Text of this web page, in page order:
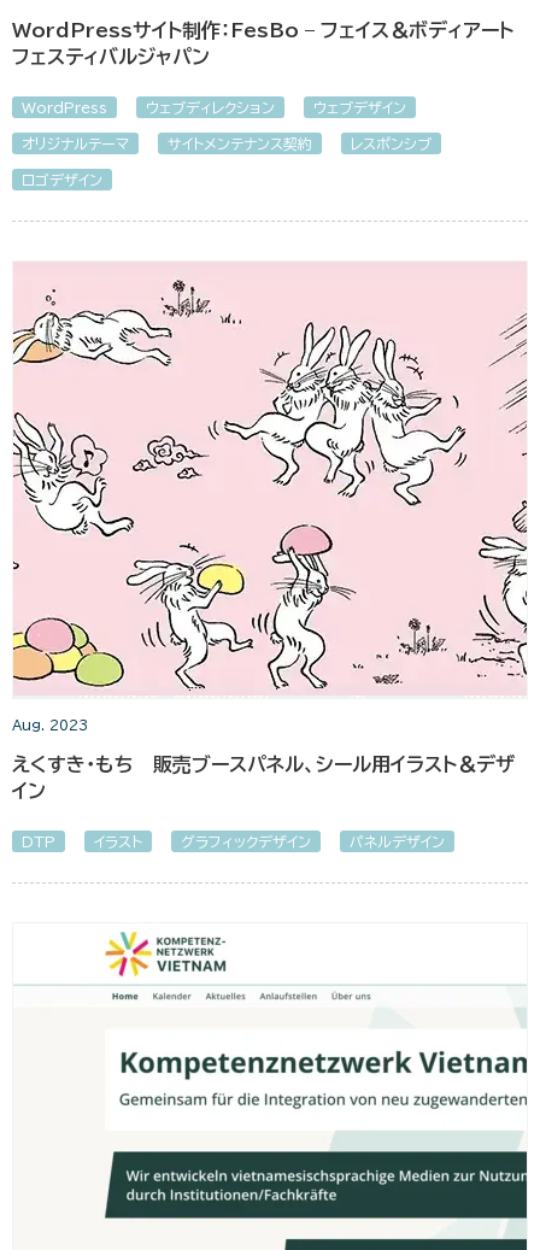
WordPressサイト制作：FesBo – フェイス＆ボディアート
フェスティバルジャパン
WordPress ウェブディレクション ウェブデザイン
オリジナルテーマ サイトメンテナンス契約 レスポンシブ
ロゴデザイン
Aug. 2023
えくすき・もち 販売ブースパネル、シール用イラスト＆デザ
イン
DTP イラスト グラフィックデザイン パネルデザイン